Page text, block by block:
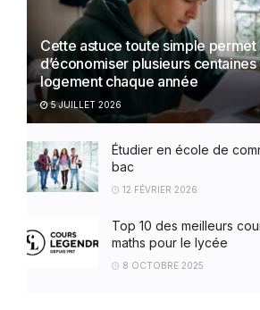
Cette astuce toute simple permet
d’économiser plusieurs centaines
logement chaque année
5 JUILLET 2026
Étudier en école de
bac
12 FÉVRIER 2026
Top 10 des meilleurs
maths pour le lycée
8 OCTOBRE 2025